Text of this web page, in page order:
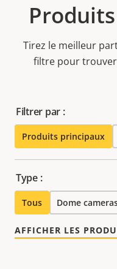
Tirez le meilleur
filtre pour
Filtrer par :
Produits principaux
Type :
Tous Dome
AFFICHER LES